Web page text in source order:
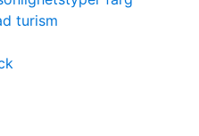
turism